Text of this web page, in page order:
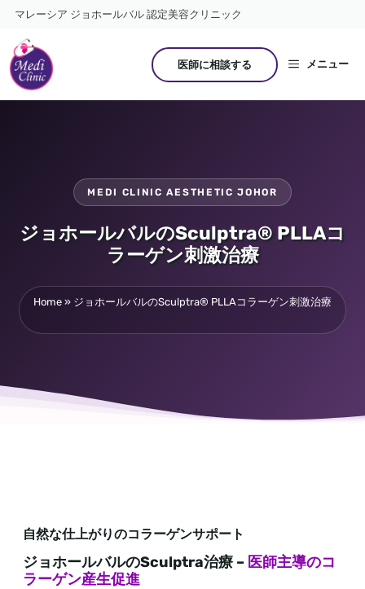
ン
ツ
へ
マレーシア ジョホールバル 認定美容クリニック
メニュー
医師に相談する
MEDI CLINIC AESTHETIC JOHOR
ジョホールバルのSculptra® PLLAコ
ラーゲン刺激治療
Home » ジョホールバルのSculptra® PLLAコラーゲン刺激治療
自然な仕上がりのコラーゲンサポート
ジョホールバルのSculptra治療 – 医師主導のコ
ラーゲン産生促進